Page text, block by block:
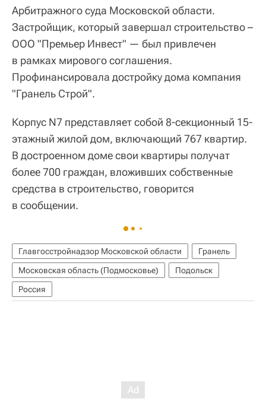
Арбитражного суда Московской области.
Застройщик, который завершал строительство –
ООО "Премьер Инвест" — был привлечен
в рамках мирового соглашения.
Профинансировала достройку дома компания
"Гранель Строй".
Корпус N7 представляет собой 8-секционный 15-
этажный жилой дом, включающий 767 квартир.
В достроенном доме свои квартиры получат
более 700 граждан, вложивших собственные
средства в строительство, говорится
в сообщении.
Главгосстройнадзор Московской области
Гранель
Московская область (Подмосковье)
Подольск
Россия